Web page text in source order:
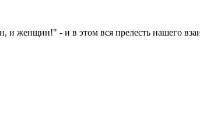
и женщин!" - и в этом вся прелесть нашего